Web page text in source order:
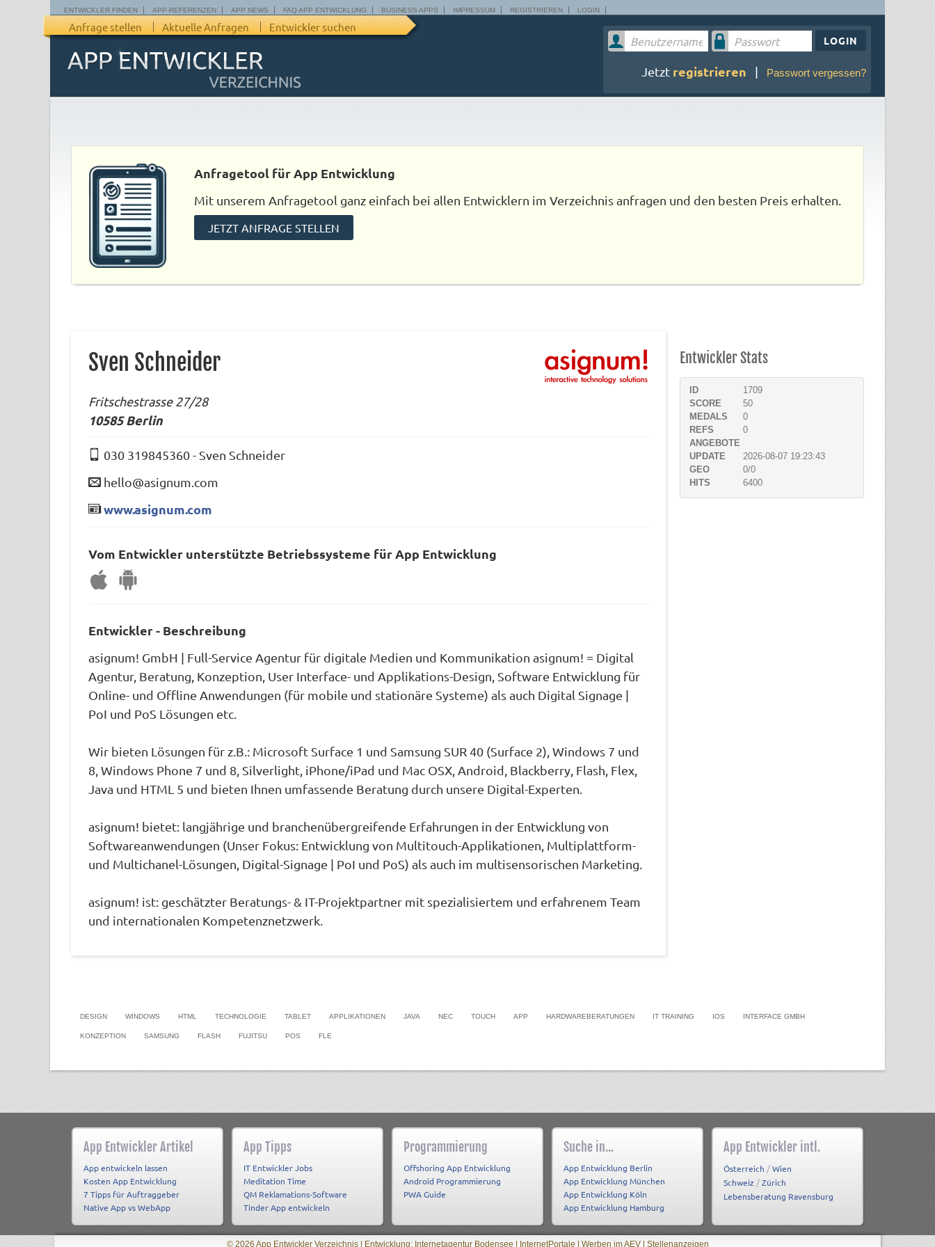
ENTWICKLER FINDEN APP-REFERENZEN APP NEWS FAQ APP ENTWICKLUNG BUSINESS APPS IMPRESSUM REGISTRIEREN LOGIN
Anfrage stellen Aktuelle Anfragen Entwickler suchen
LOGIN
Jetzt registrieren | Passwort vergessen?
Anfragetool für App Entwicklung
Mit unserem Anfragetool ganz einfach bei allen Entwicklern im Verzeichnis anfragen und den besten Preis erhalten.
JETZT ANFRAGE STELLEN
Sven Schneider
Fritschestrasse 27/28
10585Berlin
030 319845360- Sven Schneider
hello@asignum.com
www.asignum.com
Vom Entwickler unterstützte Betriebssysteme für App Entwicklung
Entwickler - Beschreibung
asignum! GmbH | Full-Service Agentur für digitale Medien und Kommunikation asignum! = Digital
Agentur, Beratung, Konzeption, User Interface- und Applikations-Design, Software Entwicklung für
Online- und Offline Anwendungen (für mobile und stationäre Systeme) als auch Digital Signage |
PoI und PoS Lösungen etc.
Wir bieten Lösungen für z.B.: Microsoft Surface 1 und Samsung SUR 40 (Surface 2), Windows 7 und
8, Windows Phone 7 und 8, Silverlight, iPhone/iPad und Mac OSX, Android, Blackberry, Flash, Flex,
Java und HTML 5 und bieten Ihnen umfassende Beratung durch unsere Digital-Experten.
asignum! bietet: langjährige und branchenübergreifende Erfahrungen in der Entwicklung von
Softwareanwendungen (Unser Fokus: Entwicklung von Multitouch-Applikationen, Multiplattform-
und Multichanel-Lösungen, Digital-Signage | PoI und PoS) als auch im multisensorischen Marketing.
asignum! ist: geschätzter Beratungs- & IT-Projektpartner mit spezialisiertem und erfahrenem Team
und internationalen Kompetenznetzwerk.
Entwickler Stats
ID
1709
SCORE
50
MEDALS
0
REFS
0
ANGEBOTE
UPDATE
2026-08-07 19:23:43
GEO
0/0
HITS
6400
DESIGN WINDOWS HTML TECHNOLOGIE TABLET APPLIKATIONEN JAVA NEC TOUCH APP HARDWAREBERATUNGEN IT TRAINING IOS INTERFACE GMBH
KONZEPTION SAMSUNG FLASH FUJITSU POS FLE
App Entwickler Artikel
App entwickeln lassen
Kosten App Entwicklung
7 Tipps für Auftraggeber
Native App vs WebApp
App Tipps
IT Entwickler Jobs
Meditation Time
QM Reklamations-Software
Tinder App entwickeln
Programmierung
Offshoring App Entwicklung
Android Programmierung
PWA Guide
Suche in...
App Entwicklung Berlin
App Entwicklung München
App Entwicklung Köln
App Entwicklung Hamburg
App Entwickler intl.
Österreich /Wien
Schweiz /Zürich
Lebensberatung Ravensburg
© 2026 App Entwickler Verzeichnis | Entwicklung: Internetagentur Bodensee InternetPortale Werben im AEV| Stellenanzeigen